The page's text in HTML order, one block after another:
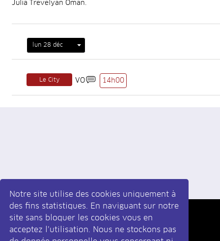
Notre site utilise des cookies uniquement à
des fins statistiques. En naviguant sur notre
site sans bloquer les cookies vous en
acceptez l’utilisation. Nous ne stockons pas
Julia Trevelyan Oman.
lun 28 déc
Le City VO 14h00
Inscrivez-vousà la newsletter